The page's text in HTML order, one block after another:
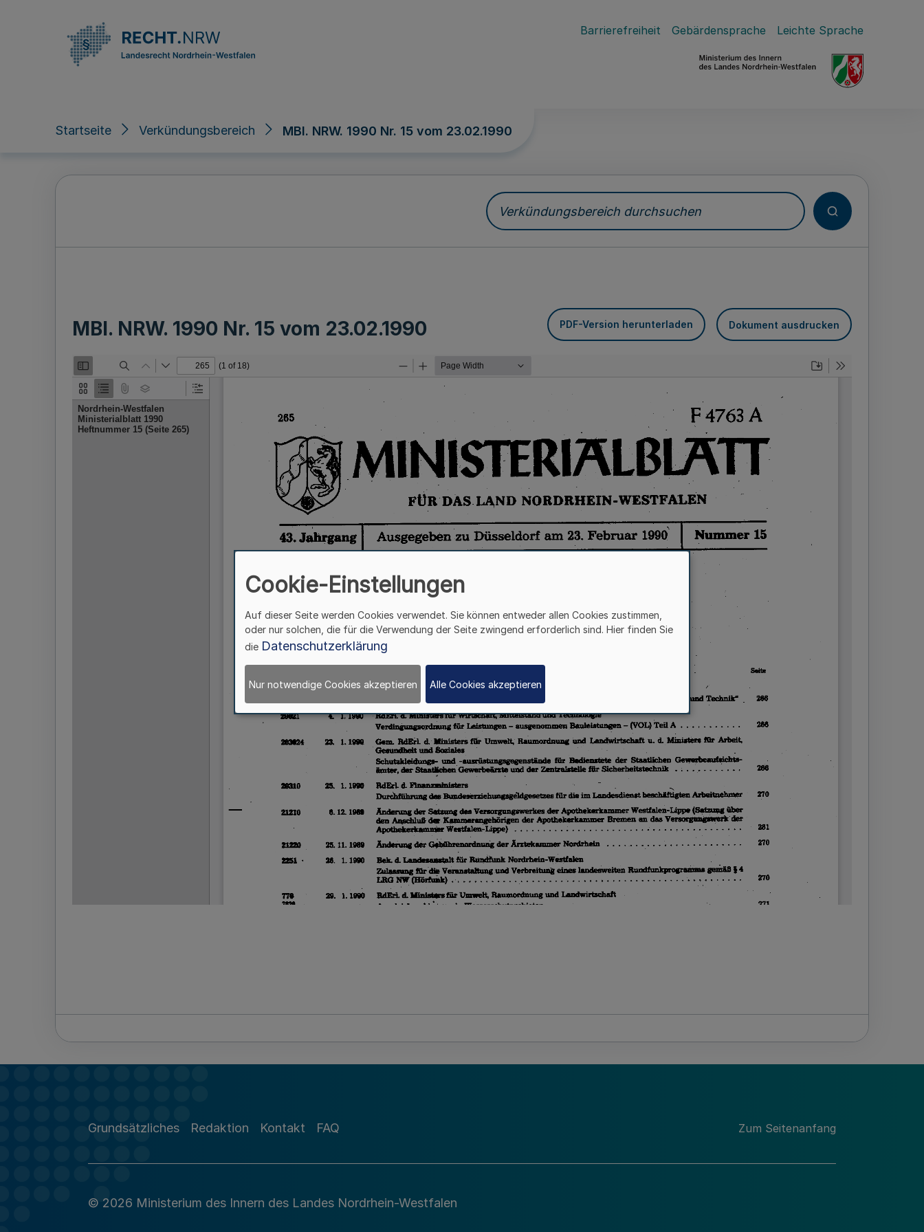
Barrierefreiheit Gebärdensprache Leichte Sprache
Startseite Verkündungsbereich MBl. NRW. 1990 Nr. 15 vom 23.02.1990
Verkündungsbereich durchsuchen
MBl. NRW. 1990 Nr. 15 vom 23.02.1990 PDF-Version herunterladen Dokument ausdrucken
Grundsätzliches Redaktion Kontakt FAQ Zum Seitenanfang
© 2026 Ministerium des Innern des Landes Nordrhein-Westfalen
Cookie-Einstellungen
Auf dieser Seite werden Cookies verwendet. Sie können entweder allen Cookies zustimmen,
oder nur solchen, die für die Verwendung der Seite zwingend erforderlich sind. Hier finden Sie
die Datenschutzerklärung
Nur notwendige Cookies akzeptieren Alle Cookies akzeptieren